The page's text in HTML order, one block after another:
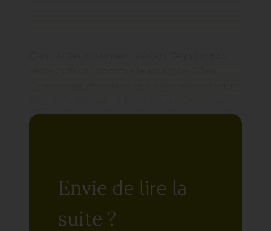
Leur choix est donc primordial et ne doit pas
Delevaque, de la Société Nationale Horticole
Envie de lire la
suite ?